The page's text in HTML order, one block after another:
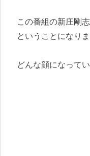
この番組の新庄剛
ということになりま
どんな顔になって